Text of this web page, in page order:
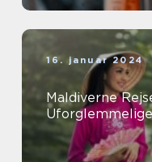
16. januar 2024
Maldiverne